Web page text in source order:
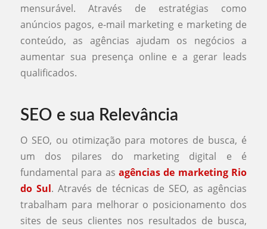
mensurável. Através de estratégias como
anúncios pagos, e-mail marketing e marketing de
conteúdo, as agências ajudam os negócios a
aumentar sua presença online e a gerar leads
qualificados.
SEO e sua Relevância
O SEO, ou otimização para motores de busca, é
um dos pilares do marketing digital e é
fundamental para as agências de marketing Rio
do Sul. Através de técnicas de SEO, as agências
trabalham para melhorar o posicionamento dos
sites de seus clientes nos resultados de busca,